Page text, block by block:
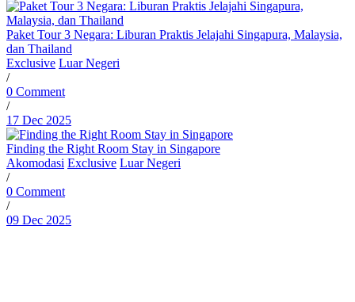
Paket Tour 3 Negara: Liburan Praktis Jelajahi Singapura, Malaysia,
dan Thailand
Exclusive Luar Negeri
/
0 Comment
/
17 Dec 2025
Finding the Right Room Stay in Singapore
Akomodasi Exclusive Luar Negeri
/
0 Comment
/
09 Dec 2025